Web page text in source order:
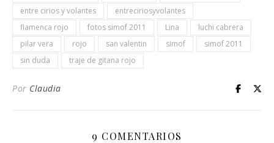
entre cirios y volantes
entreciriosyvolantes
flamenca rojo
fotos simof 2011 Lina
luchi cabrera
pilar vera
rojo san valentin simof
simof 2011
sin duda
traje de gitana rojo
Por Claudia
9 COMENTARIOS